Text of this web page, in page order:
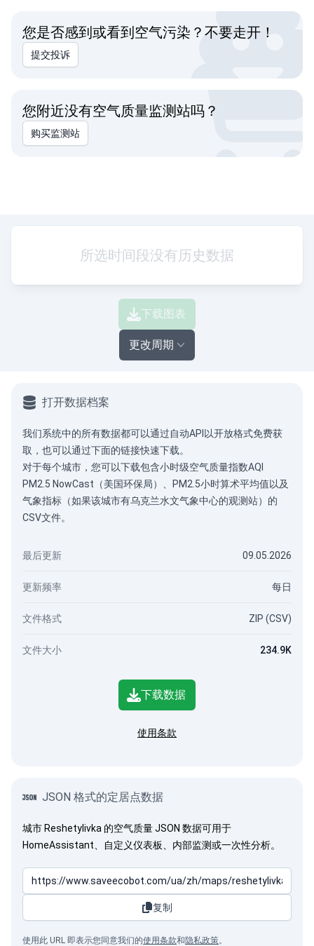
您是否感到或看到空气污染？不要走开！
提交投诉
您附近没有空气质量监测站吗？
购买监测站
所选时间段没有历史数据
下载图表
更改周期
打开数据档案
我们系统中的所有数据都可以通过自动API 以开放格式免费获
取，也可以通过下面的链接快速下载。
对于每个城市，您可以下载包含小时级空气质量指数AQI
PM2.5 NowCast（美国环保局）、PM2.5小时算术平均值以及
气象指标（如果该城市有乌克兰水文气象中心的观测站）的
CSV文件。
最后更新 09.05.2026
更新频率 每日
文件格式 ZIP (CSV)
文件大小 234.9K
下载数据
使用条款
JSON 格式的定居点数据
城市 Reshetylivka 的空气质量 JSON 数据可用于
HomeAssistant、自定义仪表板、内部监测或一次性分析。
复制
使用此 URL 即表示您同意我们的使用条款和隐私政策。